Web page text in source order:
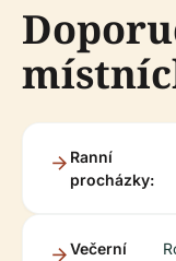
Ranní
procházky:
Večerní